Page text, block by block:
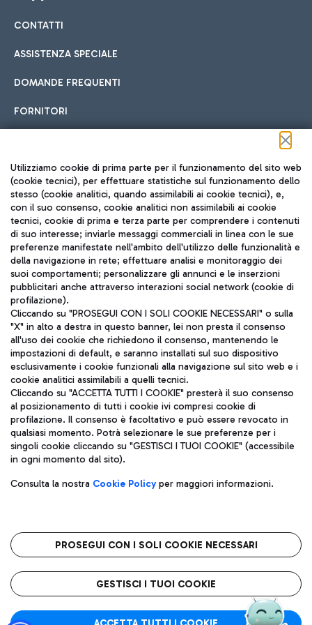
Cucina Internazionale
Fast Food
Pizza
Gelateria
Wine Bar & Sparkling
Hotel in aeroporto
Scegli l'alloggio più adatto e approfitta della vicinanza
all'aeroporto.
Car sharing
Con il Car Sharing è ancora più facile spostarsi
Treno
Raggiungi velocemente l'aeroporto di Fiumicino da Roma
tramite i servizi ferroviari Trenitalia.
Autobus
Scopri le linee di autobus per raggiungere l'aeroporto
Leonardo Da Vinci.
Raggiungi l’aeroporto senza pensieri con il servizio di taxi a
Ristoranti
Scopri la nostra offerta per una pausa gustosa in aeroporto
Mappa Aeroporto Fiumicino
CONTATTI
ASSISTENZA SPECIALE
DOMANDE FREQUENTI
FORNITORI
Seguici sui social
TRAVEL JOURNAL
ITA
Aeroporti di Roma S.p.A. - Società soggetta a direzione e
coordinamento di Mundys S.p.A.
Codice fiscale e Registro delle Imprese di Roma 13032990155 P.
IVA 06572251004
Capitale sociale 62.224.743,00 int. vers.
Sede legale: Via Pier Paolo Racchetti 1 - 00054 Fiumicino (RM)
telefono +39 06 65951
Privacy policy
Note legali
Roma FCO
L'aeroporto stellato
Utilizziamo cookie di prima parte per il funzionamento del sito web
(cookie tecnici), per effettuare statistiche sul funzionamento dello
stesso (cookie analitici, quando assimilabili ai cookie tecnici), e,
con il suo consenso, cookie analitici non assimilabili ai cookie
tecnici, cookie di prima e terza parte per comprendere i contenuti
di suo interesse; inviarle messaggi commerciali in linea con le sue
preferenze manifestate nell'ambito dell'utilizzo delle funzionalità e
della navigazione in rete; effettuare analisi e monitoraggio dei
suoi comportamenti; personalizzare gli annunci e le inserzioni
pubblicitari anche attraverso interazioni social network (cookie di
profilazione).
Cliccando su "PROSEGUI CON I SOLI COOKIE NECESSARI" o sulla
"X" in alto a destra in questo banner, lei non presta il consenso
all'uso dei cookie che richiedono il consenso, mantenendo le
impostazioni di default, e saranno installati sul suo dispositivo
esclusivamente i cookie funzionali alla navigazione sul sito web e i
cookie analitici assimilabili a quelli tecnici.
Cliccando su "ACCETTA TUTTI I COOKIE" presterà il suo consenso
al posizionamento di tutti i cookie ivi compresi cookie di
profilazione. Il consenso è facoltativo e può essere revocato in
qualsiasi momento. Potrà selezionare le sue preferenze per i
singoli cookie cliccando su "GESTISCI I TUOI COOKIE" (accessibile
in ogni momento dal sito).
Consulta la nostra Cookie Policyper maggiori informazioni.
PROSEGUI CON I SOLI COOKIE NECESSARI
GESTISCI I TUOI COOKIE